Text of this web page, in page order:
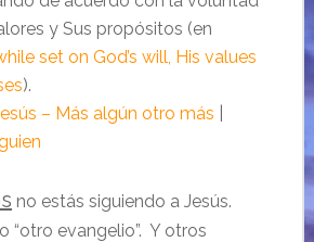
y Sus propósitos (en
set on God’s will, His values
).
– Más algún otro más
no estás siguiendo a Jesús.
“otro evangelio”. Y otros